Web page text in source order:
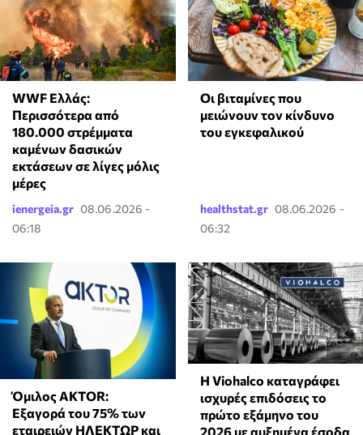
WWF Ελλάς:
Περισσότερα από
180.000 στρέμματα
καμένων δασικών
εκτάσεων σε λίγες μόλις
μέρες
ienergeia.gr 08.06.2026 -
06:18
Οι βιταμίνες που
μειώνουν τον κίνδυνο
του εγκεφαλικού
healthstat.gr 08.06.2026 -
06:32
Όμιλος AKTOR:
Εξαγορά του 75% των
εταιρειών ΗΛΕΚΤΩΡ και
Η Viohalco καταγράφει
ισχυρές επιδόσεις το
πρώτο εξάμηνο του
2026 με αυξημένα έσοδα